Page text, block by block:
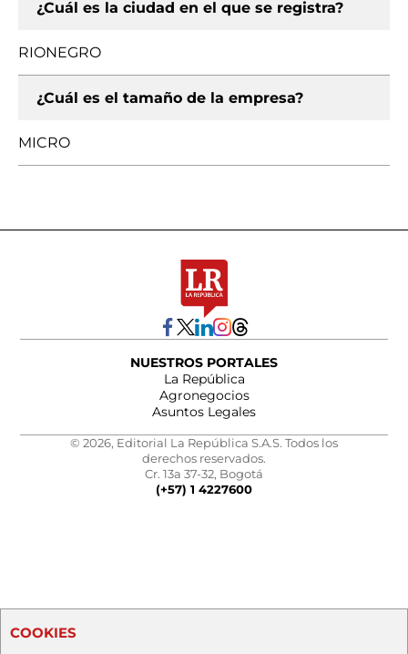
¿Cuál es la ciudad en el que se registra?
RIONEGRO
¿Cuál es el tamaño de la empresa?
MICRO
NUESTROS PORTALES
La República
Agronegocios
Asuntos Legales
© 2026, Editorial La República S.A.S. Todos los
derechos reservados.
Cr. 13a 37-32, Bogotá
(+57) 1 4227600
COOKIES